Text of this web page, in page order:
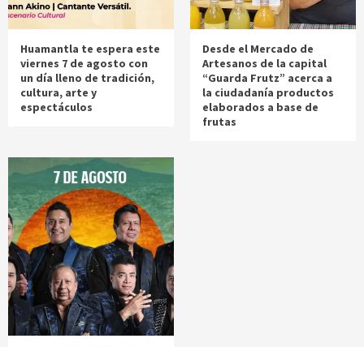
Huamantla te espera este
viernes 7 de agosto con
un día lleno de tradición,
cultura, arte y
espectáculos
Desde el Mercado de
Artesanos de la capital
“Guarda Frutz” acerca a
la ciudadanía productos
elaborados a base de
frutas